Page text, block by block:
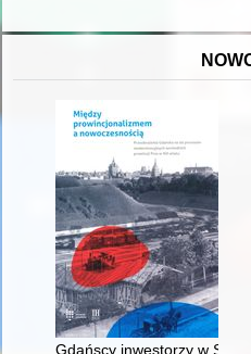
Gdańscy inwestorzy w